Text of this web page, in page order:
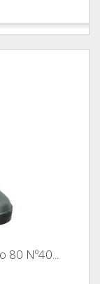
Nº40...